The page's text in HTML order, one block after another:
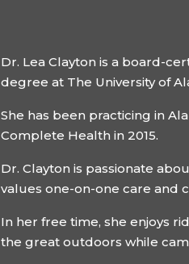
Dr. Lea Clayton is a board-
degree at The University of
She has been practicing in
Complete Health in 2015.
Dr. Clayton is passionate
values one-on-one care and
In her free time, she enjoys
the great outdoors while